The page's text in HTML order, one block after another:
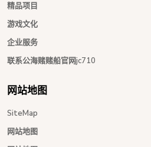
精品项目
游戏文化
企业服务
联系公海赌赌船官网jc710
网站地图
SiteMap
网站地图